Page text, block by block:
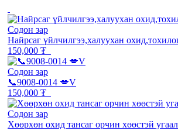
Содон зар
Найрсаг үйлчилгээ,халуухан
150,000 ₮
Содон зар
📞9008-0014 💋V
150,000 ₮
Содон зар
Хөөрхөн охид тансаг орчин хөөстэй